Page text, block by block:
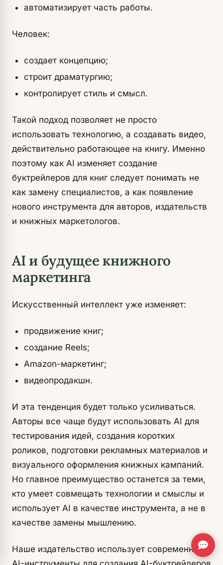
автоматизирует часть работы.
Человек:
создает концепцию;
строит драматургию;
контролирует стиль и смысл.
Такой подход позволяет не просто
использовать технологию, а создавать видео,
действительно работающее на книгу. Именно
поэтому как AI изменяет создание
буктрейлеров для книг следует понимать не
как замену специалистов, а как появление
нового инструмента для авторов, издательств
и книжных маркетологов.
AI и будущее книжного
маркетинга
Искусственный интеллект уже изменяет:
продвижение книг;
создание Reels;
Amazon-маркетинг;
видеопродакшн.
И эта тенденция будет только усиливаться.
Авторы все чаще будут использовать AI для
тестирования идей, создания коротких
роликов, подготовки рекламных материалов и
визуального оформления книжных кампаний.
Но главное преимущество останется за теми,
кто умеет совмещать технологии и смыслы и
использует AI в качестве инструмента, а не в
качестве замены мышлению.
Наше издательство использует современные